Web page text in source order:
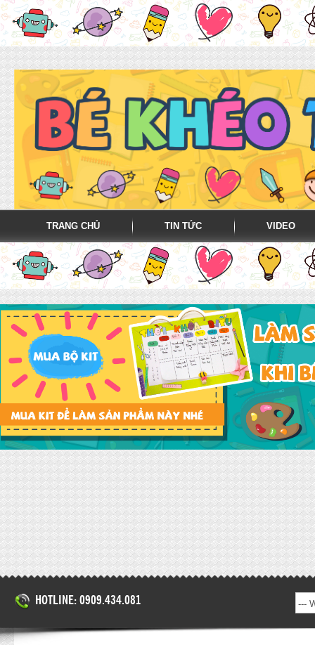
TRANG CHỦ TIN TỨC VIDEO
HOTLINE: 0909.434.081